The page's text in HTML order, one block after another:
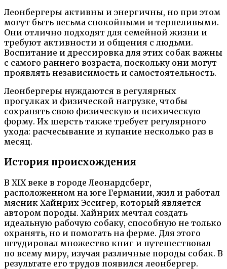
Леонбергеры активны и энергичны, но при этом
могут быть весьма спокойными и терпеливыми.
Они отлично подходят для семейной жизни и
требуют активности и общения с людьми.
Воспитание и дрессировка для этих собак важны
с самого раннего возраста, поскольку они могут
проявлять независимость и самостоятельность.
Леонбергеры нуждаются в регулярных
прогулках и физической нагрузке, чтобы
сохранять свою физическую и психическую
форму. Их шерсть также требует регулярного
ухода: расчесывание и купание несколько раз в
месяц.
История происхождения
В XIX веке в городе Леонардсберг,
расположенном на юге Германии, жил и работал
мясник Хайнрих Эссигер, который является
автором породы. Хайнрих мечтал создать
идеальную рабочую собаку, способную не только
охранять, но и помогать на ферме. Для этого
штудировал множество книг и путешествовал
по всему миру, изучая различные породы собак. В
результате его трудов появился леонбергер.